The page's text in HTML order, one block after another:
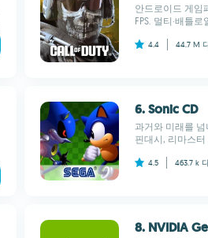
안드로이드 게임
FPS. 멀티·배틀
4.4 44.7 M
6. Sonic CD
과거와 미래를
핀대시, 리마스
4.5 463.7 k
8. NVIDIA